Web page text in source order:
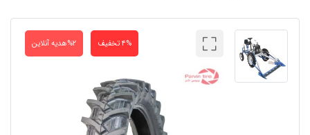
۴% تخفیف ۲%هدیه آنلاین